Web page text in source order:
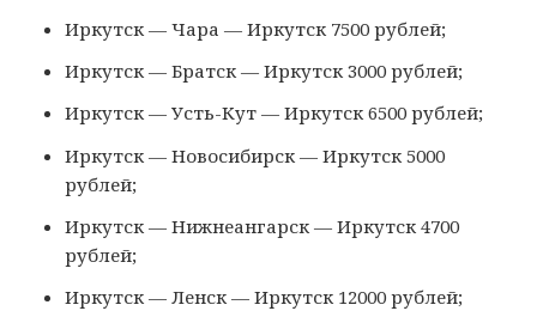
Иркутск — Чара — Иркутск 7500 рублей;
Иркутск — Братск — Иркутск 3000 рублей;
Иркутск — Усть-Кут — Иркутск 6500 рублей;
Иркутск — Новосибирск — Иркутск 5000
рублей;
Иркутск — Нижнеангарск — Иркутск 4700
рублей;
Иркутск — Ленск — Иркутск 12000 рублей;